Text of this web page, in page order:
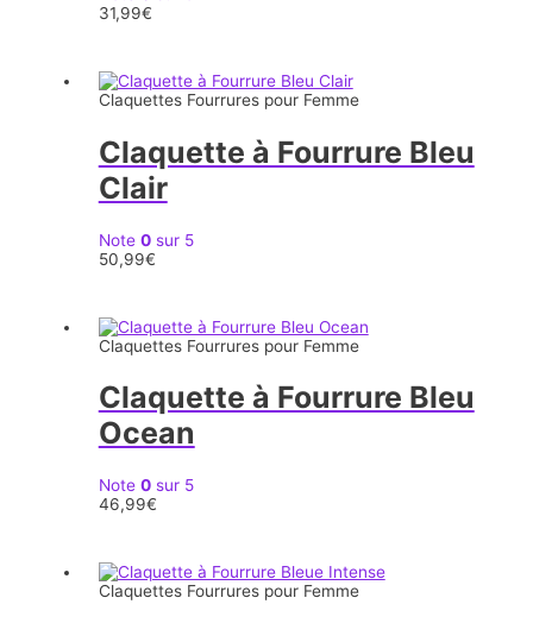
31,99€
Claquettes Fourrures pour Femme
Claquette à Fourrure Bleu
Clair
Note 0sur 5
50,99€
Claquettes Fourrures pour Femme
Claquette à Fourrure Bleu
Ocean
Note 0sur 5
46,99€
Claquettes Fourrures pour Femme